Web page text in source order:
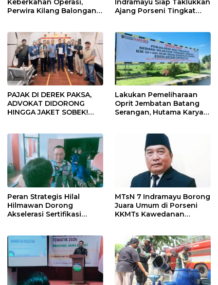
Keberkahan Operasi,
Perwira Kilang Balongan
Indramayu Siap Taklukkan
Ajang Porseni Tingkat
PAJAK DI DEREK PAKSA,
ADVOKAT DIDORONG
HINGGA JAKET SOBEK!
Pekanbaru!
Lakukan Pemeliharaan
Oprit Jembatan Batang
Serangan, Hutama Karya
Peran Strategis Hilal
Hilmawan Dorong
Akselerasi Sertifikasi
Indramayu
MTsN 7 Indramayu Borong
Juara Umum di Porseni
KKMTs Kawedanan